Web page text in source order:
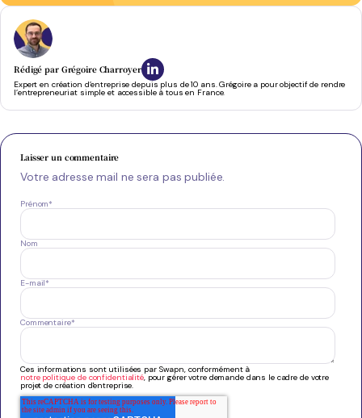
Rédigé par Grégoire Charroyer
Expert en création d’entreprise depuis plus de 10 ans. Grégoire a pour objectif de rendre
l’entrepreneuriat simple et accessible à tous en France.
Laisser un commentaire
Votre adresse mail ne sera pas publiée.
Prénom*
Nom
E-mail*
Commentaire*
Ces informations sont utilisées par Swapn, conformément à
notre politique de confidentialité, pour gérer votre demande dans le cadre de votre
projet de création d'entreprise.